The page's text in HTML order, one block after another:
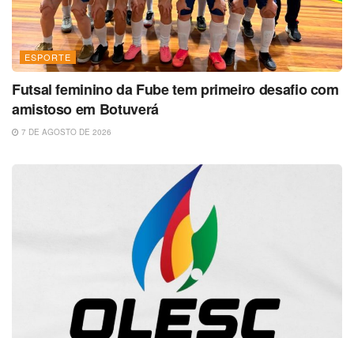
ESPORTE
Futsal feminino da Fube tem primeiro desafio com
amistoso em Botuverá
7 DE AGOSTO DE 2026